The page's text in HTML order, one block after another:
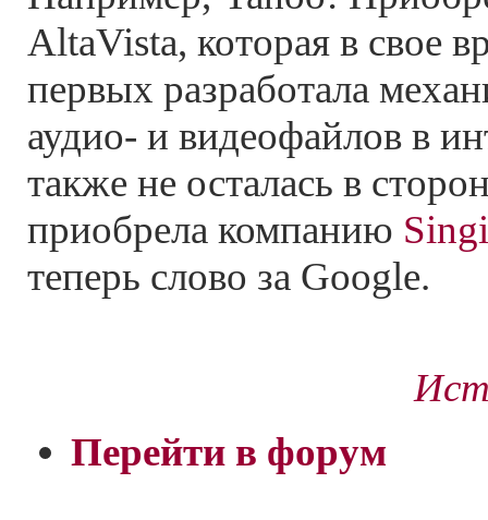
AltaVista, которая в свое
первых разработала
аудио- и видеофайлов в
также не осталась в
приобрела компанию
теперь слово за Google.
Перейти в форум